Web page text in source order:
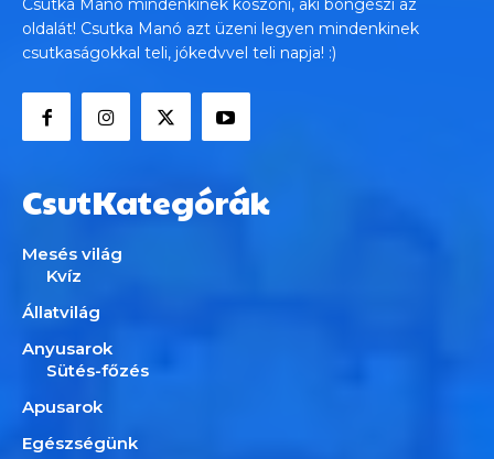
Csutka Manó mindenkinek köszöni, aki böngészi az
oldalát! Csutka Manó azt üzeni legyen mindenkinek
csutkaságokkal teli, jókedvvel teli napja! :)
CsutKategórák
Mesés világ
Kvíz
Állatvilág
Anyusarok
Sütés-főzés
Apusarok
Egészségünk